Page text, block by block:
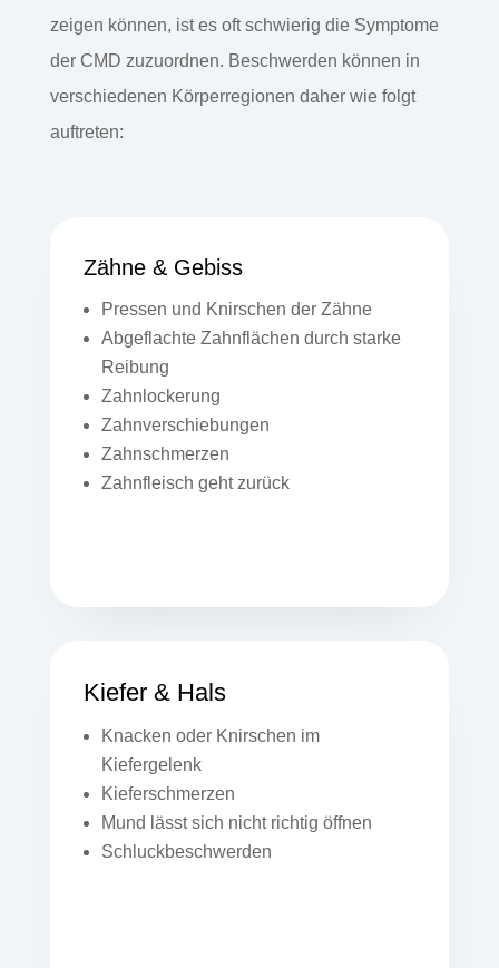
zeigen können, ist es oft schwierig die Symptome
der CMD zuzuordnen. Beschwerden können in
verschiedenen Körperregionen daher wie folgt
auftreten:
Zähne & Gebiss
Pressen und Knirschen der Zähne
Abgeflachte Zahnflächen durch starke
Reibung
Zahnlockerung
Zahnverschiebungen
Zahnschmerzen
Zahnfleisch geht zurück
Kiefer & Hals
Knacken oder Knirschen im
Kiefergelenk
Kieferschmerzen
Mund lässt sich nicht richtig öffnen
Schluckbeschwerden